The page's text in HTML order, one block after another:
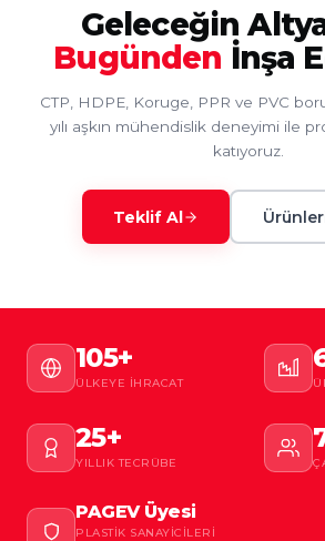
Geleceğin
Bugünden İnşa
CTP, HDPE, Koruge, PPR ve PVC
yılı aşkın mühendislik deneyimi ile
katıyoruz.
Teklif Al
105+
ÜLKEYE İHRACAT
25+
YILLIK TECRÜBE
PAGEV Üyesi
PLASTIK SANAYICILERI